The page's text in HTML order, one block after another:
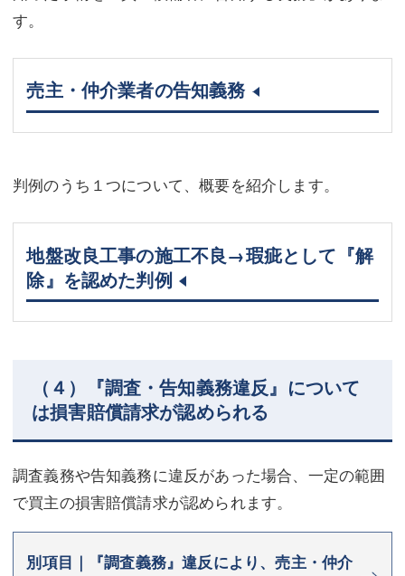
す。
売主・仲介業者の告知義務
判例のうち１つについて、概要を紹介します。
地盤改良工事の施工不良→瑕疵として『解
除』を認めた判例
（４）『調査・告知義務違反』について
は損害賠償請求が認められる
調査義務や告知義務に違反があった場合、一定の範囲
で買主の損害賠償請求が認められます。
別項目｜『調査義務』違反により、売主・仲介